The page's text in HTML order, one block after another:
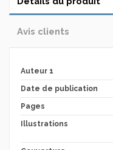
Avis clients
Auteur 1
Date de publication
Pages
Illustrations